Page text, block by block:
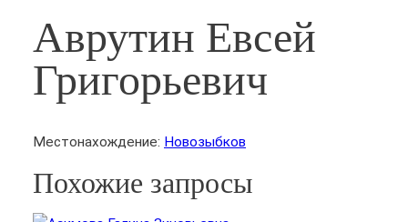
Аврутин Евсей
Григорьевич
Местонахождение: Новозыбков
Похожие запросы